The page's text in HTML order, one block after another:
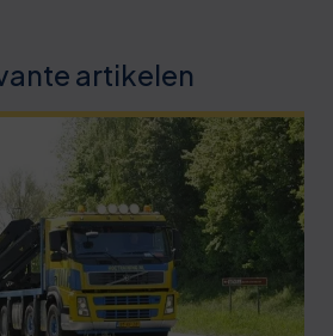
artikelen